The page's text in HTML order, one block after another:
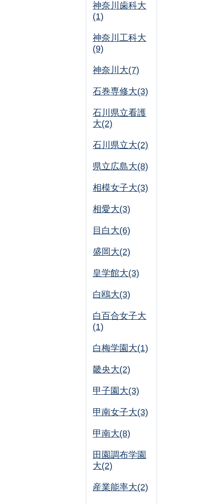
神奈川歯科大
(1)
神奈川工科大
(9)
神奈川大(7)
石巻専修大(3)
石川県立看護
大(2)
石川県立大(2)
県立広島大(8)
相模女子大(3)
相愛大(3)
目白大(6)
盛岡大(2)
皇学館大(3)
白鴎大(3)
白百合女子大
(1)
白梅学園大(1)
畿央大(2)
甲子園大(3)
甲南女子大(3)
甲南大(8)
田園調布学園
大(2)
産業能率大(2)